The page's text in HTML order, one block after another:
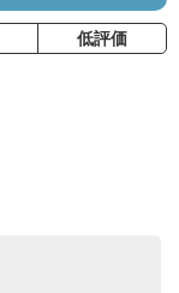
役：Hannah (voice)
低評価